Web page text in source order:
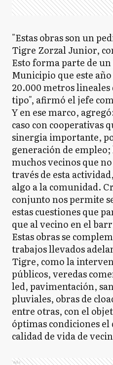
"Estas obras son un
Tigre Zorzal Junior,
Esto forma parte de
Municipio que este
20.000 metros lineales
tipo", afirmó el jefe
Y en ese marco,
caso con cooperativas
sinergia importante,
generación de
muchos vecinos que
través de esta
algo a la comunidad.
conjunto nos permite
estas cuestiones que
que al vecino en el
Estas obras se
trabajos llevados
Tigre, como la
públicos, veredas
led, pavimentación,
pluviales, obras de
entre otras, con el
óptimas condiciones
calidad de vida de
Ads